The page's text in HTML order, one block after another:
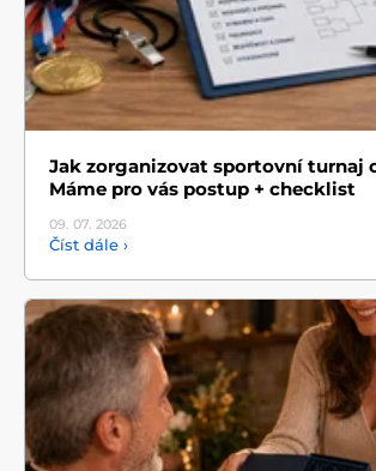
Jak zorganizovat sportovní turnaj
Máme pro vás postup + checklist
09. 07. 2026
Číst dále ›